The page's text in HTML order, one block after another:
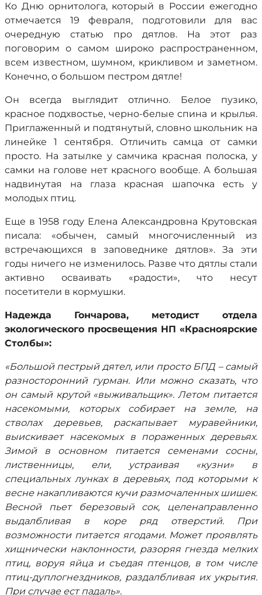
Ко Дню орнитолога, который в России ежегодно
отмечается 19 февраля, подготовили для вас
очередную статью про дятлов. На этот раз
поговорим о самом широко распространенном,
всем известном, шумном, крикливом и заметном.
Конечно, о большом пестром дятле!
Он всегда выглядит отлично. Белое пузико,
красное подхвостье, черно-белые спина и крылья.
Приглаженный и подтянутый, словно школьник на
линейке 1 сентября. Отличить самца от самки
просто. На затылке у самчика красная полоска, у
самки на голове нет красного вообще. А большая
надвинутая на глаза красная шапочка есть у
молодых птиц.
Еще в 1958 году Елена Александровна Крутовская
писала: «обычен, самый многочисленный из
встречающихся в заповеднике дятлов». За эти
годы ничего не изменилось. Разве что дятлы стали
активно осваивать «радости», что несут
посетители в кормушки.
Надежда Гончарова, методист отдела
экологического просвещения НП «Красноярские
Столбы»:
«Большой пестрый дятел, или просто БПД – самый
разносторонний гурман. Или можно сказать, что
он самый крутой «выживальщик». Летом питается
насекомыми, которых собирает на земле, на
стволах деревьев, раскапывает муравейники,
выискивает насекомых в пораженных деревьях.
Зимой в основном питается семенами сосны,
лиственницы, ели, устраивая «кузни» в
специальных лунках в деревьях, под которыми к
весне накапливаются кучи размочаленных шишек.
Весной пьет березовый сок, целенаправленно
выдалбливая в коре ряд отверстий. При
возможности питается ягодами. Может проявлять
хищнически наклонности, разоряя гнезда мелких
птиц, воруя яйца и съедая птенцов, в том числе
птиц-дуплогнездников, раздалбливая их укрытия.
При случае ест падаль».